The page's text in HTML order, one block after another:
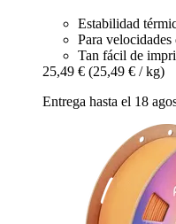
Estabilidad
Para
Tan fácil de
25,49 € (25,49 € / kg)
Entrega hasta el 18